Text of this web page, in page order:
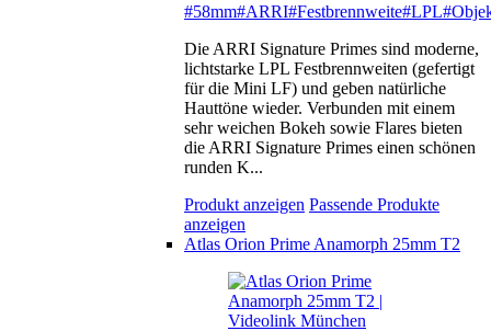
#58mm#ARRI#Festbrennweite#LPL
Die ARRI Signature Primes sind moderne,
lichtstarke LPL Festbrennweiten (gefertigt
für die Mini LF) und geben natürliche
Hauttöne wieder. Verbunden mit einem
sehr weichen Bokeh sowie Flares bieten
die ARRI Signature Primes einen schönen
runden K...
Produkt anzeigen Passende Produkte
anzeigen
Atlas Orion Prime Anamorph 25mm T2